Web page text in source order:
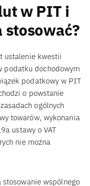
w PIT i
stosować?
ustalenie kwestii
podatku dochodowym
podatkowy w PIT
o powstanie
ogólnych
towarów, wykonania
ustawy o VAT
nie można
wspólnego